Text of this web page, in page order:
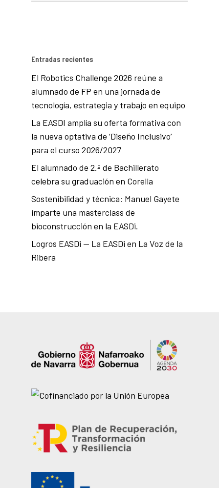
Entradas recientes
El Robotics Challenge 2026 reúne a
alumnado de FP en una jornada de
tecnología, estrategia y trabajo en equipo
La EASDI amplía su oferta formativa con
la nueva optativa de ‘Diseño Inclusivo’
para el curso 2026/2027
El alumnado de 2.º de Bachillerato
celebra su graduación en Corella
Sostenibilidad y técnica: Manuel Gayete
imparte una masterclass de
bioconstrucción en la EASDi.
Logros EASDi — La EASDi en La Voz de la
Ribera